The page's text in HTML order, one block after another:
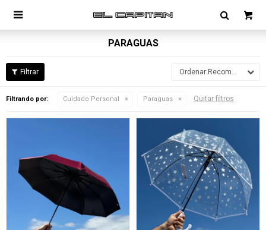

PARAGUAS
Recomendados
Filtrando por: Cuidado Personal Paraguas Quitar filtros